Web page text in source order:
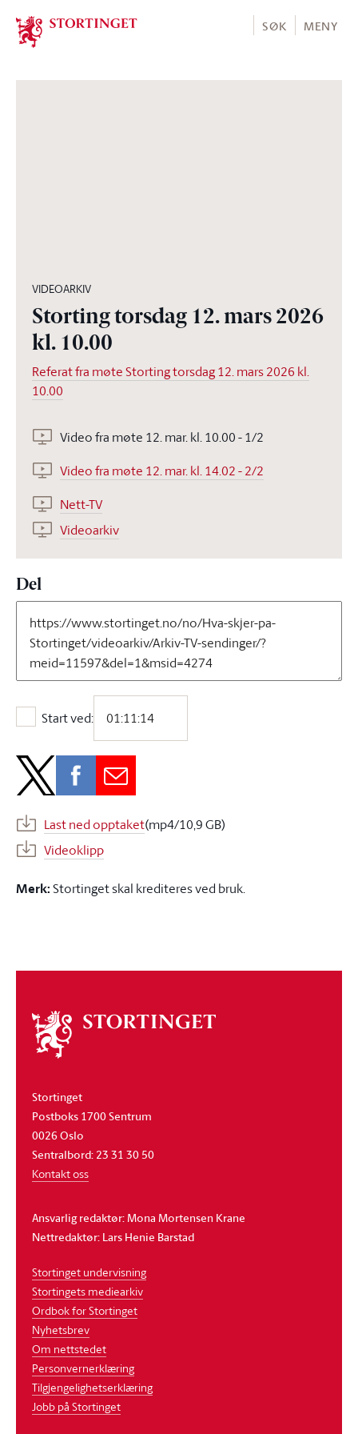
Stortinget.no
SØK MENY
VIDEOARKIV
Storting torsdag 12. mars 2026
kl. 10.00
Referat fra møte Storting torsdag 12. mars 2026 kl.
10.00
Video fra møte 12. mar. kl. 10.00 - 1/2
Video fra møte 12. mar. kl. 14.02 - 2/2
Nett-TV
Videoarkiv
Del
Start ved:
Start ved:
Last ned opptaket(mp4/10,9 GB)
Videoklipp
Merk:Stortinget skal krediteres ved bruk.
Om
stortinget
Stortinget
Postboks 1700 Sentrum
0026 Oslo
Sentralbord: 23 31 30 50
Kontakt oss
Ansvarlig redaktør: Mona Mortensen Krane
Nettredaktør: Lars Henie Barstad
Stortinget undervisning
Stortingets mediearkiv
Ordbok for Stortinget
Nyhetsbrev
Om nettstedet
Personvernerklæring
Tilgjengelighetserklæring
Jobb på Stortinget